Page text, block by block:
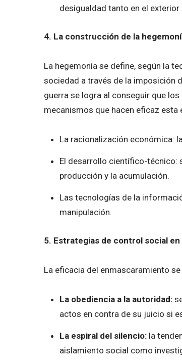
desigualdad tanto en el
4. La construcción de la
La hegemonía se define, según la
sociedad a través de la imposición
guerra se logra al conseguir que
mecanismos que hacen eficaz esta
La racionalización económica:
El desarrollo científico-técnico:
producción y la acumulación.
Las tecnologías de la
manipulación.
5. Estrategias de control social
La eficacia del enmascaramiento
La obediencia a la autoridad:
actos en contra de su juicio si
La espiral del silencio:la
aislamiento social como